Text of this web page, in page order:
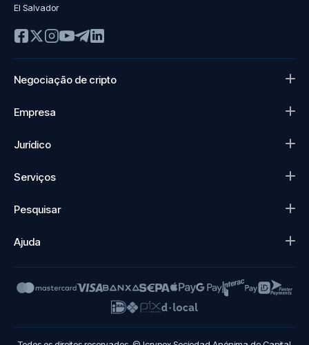
El Salvador
Negociação de cripto
Empresa
Jurídico
Serviços
Pesquisar
Ajuda